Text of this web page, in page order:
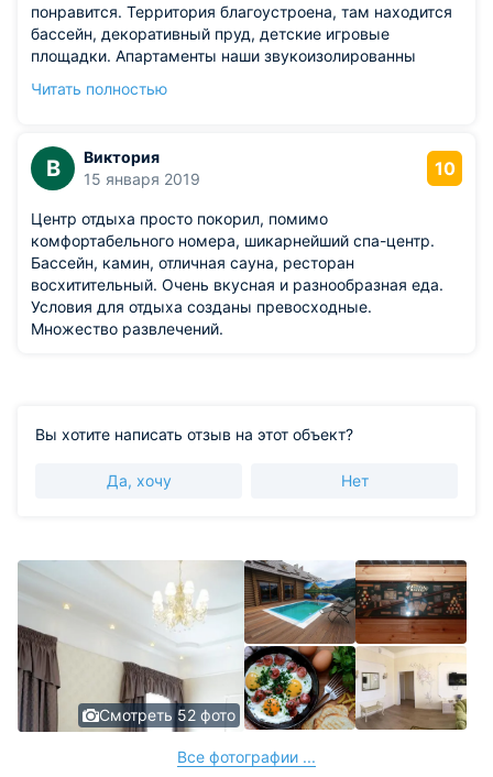
понравится. Территория благоустроена, там находится
бассейн, декоративный пруд, детские игровые
площадки. Апартаменты наши звукоизолированны
отдых, номер был сделан в шикарном современном
Читать полностью
В
Виктория
15 января 2019
10
Центр отдыха просто покорил, помимо
комфортабельного номера, шикарнейший спа-центр.
Бассейн, камин, отличная сауна, ресторан
восхитительный. Очень вкусная и разнообразная еда.
Условия для отдыха созданы превосходные.
Множество развлечений.
Вы хотите написать отзыв на этот объект?
Да, хочу Нет
Смотреть 52 фото
Все фотографии ...